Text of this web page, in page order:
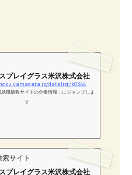
プレイグラス米沢株式会社
datalist/k0366
職情報サイトの企業情報」にジャンプしま
す
サイト
プレイグラス米沢株式会社